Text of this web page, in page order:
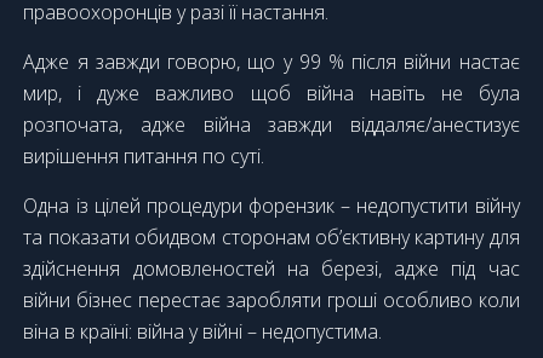
правоохоронців у разі її настання.
Адже я завжди говорю, що у 99 % після війни настає
мир, і дуже важливо щоб війна навіть не була
розпочата, адже війна завжди віддаляє/анестизує
вирішення питання по суті.
Одна із цілей процедури форензик – недопустити війну
та показати обидвом сторонам об’єктивну картину для
здійснення домовленостей на березі, адже під час
війни бізнес перестає заробляти гроші особливо коли
віна в країні: війна у війні – недопустима.